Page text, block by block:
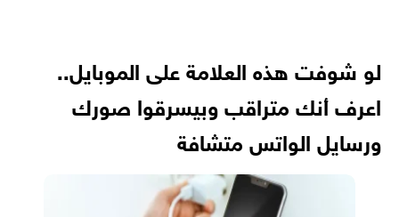
لو شوفت هذه العلامة على الموبايل..
اعرف أنك متراقب وبيسرقوا صورك
ورسايل الواتس متشافة